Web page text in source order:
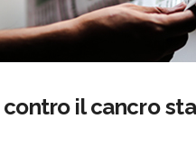
il cancro